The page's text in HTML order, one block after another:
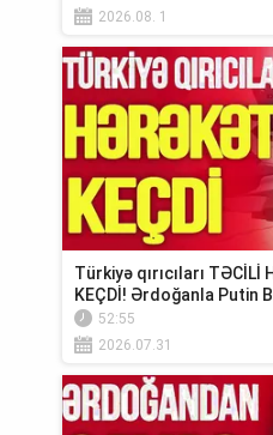
2026.08. 1
Türkiyə qırıcıları
KEÇDİ! Ərdoğanla Putin
TOQQUŞUR-TV...
52:55
2026.07.31